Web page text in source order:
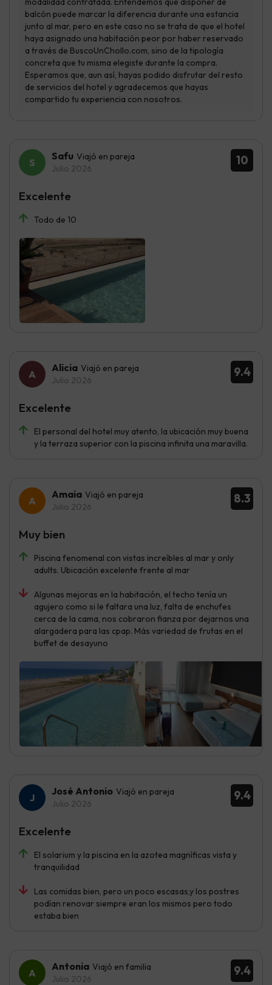
10
Safu Viajó en pareja
Julio 2026
Todo de 10
Excelente
9.4
Alicia Viajó en pareja
Julio 2026
El personal del hotel muy atento, la ubicación muy buena
y la terraza superior con la piscina infinita una maravilla.
Excelente
8.3
Amaia Viajó en pareja
Julio 2026
Piscina fenomenal con vistas increíbles al mar y only
adults. Ubicación excelente frente al mar
Algunas mejoras en la habitación, el techo tenía un
agujero como si le faltara una luz, falta de enchufes
cerca de la cama, nos cobraron fianza por dejarnos una
alargadera para las cpap. Más variedad de frutas en el
buffet de desayuno
Muy bien
9.4
José Antonio Viajó en pareja
Julio 2026
El solarium y la piscina en la azotea magníficas vista y
tranquilidad
Las comidas bien, pero un poco escasas,y los postres
podían renovar siempre eran los mismos pero todo
estaba bien
Excelente
9.4
Antonia Viajó en familia
Julio 2026